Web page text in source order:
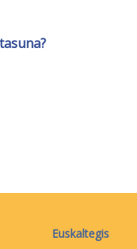
Euskaltegis